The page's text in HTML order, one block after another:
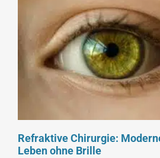
Refraktive Chirurgie:
Leben ohne Brille